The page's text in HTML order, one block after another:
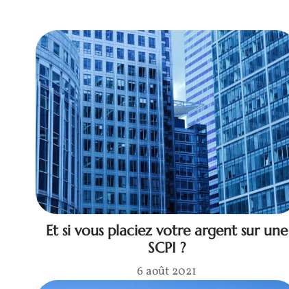
Et si vous placiez votre argent sur une
SCPI ?
6 août 2021